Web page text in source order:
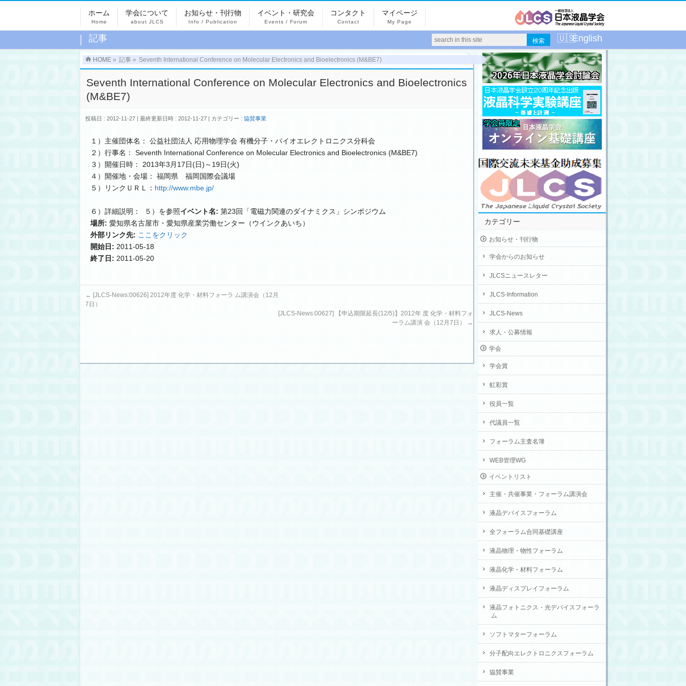
ホーム
Home
学会について
about JLCS
お知らせ・刊行物
Info / Publication
イベント・研究会
Events / Forum
コンタクト
Contact
マイページ
My Page
記事 English
HOME » 記事 » Seventh International Conference on Molecular Electronics and Bioelectronics (M&BE7)
Seventh International Conference on Molecular Electronics and Bioelectronics
(M&BE7)
投稿日 : 2012-11-27 最終更新日時 : 2012-11-27 カテゴリー : 協賛事業
１）主催団体名： 公益社団法人 応用物理学会 有機分子・バイオエレクトロニクス分科会
２）行事名： Seventh International Conference on Molecular Electronics and Bioelectronics (M&BE7)
３）開催日時： 2013年3月17日(日)～19日(火)
４）開催地・会場： 福岡県 福岡国際会議場
５）リンクＵＲＬ： http://www.mbe.jp/
６）詳細説明： ５）を参照イベント名: 第23回「電磁力関連のダイナミクス」シンポジウム
場所: 愛知県名古屋市・愛知県産業労働センター（ウインクあいち）
外部リンク先: ここをクリック
開始日: 2011-05-18
終了日: 2011-05-20
← [JLCS-News:00626] 2012年度 化学・材料フォーラ ム講演会（12月
7日）
[JLCS-News:00627] 【申込期限延長(12/5)】2012年 度 化学・材料フォ
ーラム講演 会（12月7日）
→
カテゴリー
お知らせ・刊行物
学会からのお知らせ
JLCSニュースレター
JLCS-Information
JLCS-News
求人・公募情報
学会
学会賞
虹彩賞
役員一覧
代議員一覧
フォーラム主査名簿
WEB管理WG
イベントリスト
主催・共催事業・フォーラム講演会
液晶デバイスフォーラム
全フォーラム合同基礎講座
液晶物理・物性フォーラム
液晶化学・材料フォーラム
液晶ディスプレイフォーラム
液晶フォトニクス・光デバイスフォーラ
ム
ソフトマターフォーラム
分子配向エレクトロニクスフォーラム
協賛事業